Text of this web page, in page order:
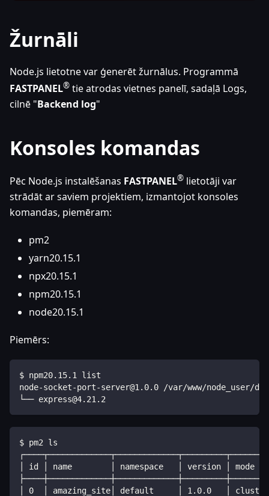
Žurnāli
Node.js lietotne var ģenerēt žurnālus. Programmā
FASTPANEL® tie atrodas vietnes panelī, sadaļā Logs,
cilnē "Backend log"
Konsoles komandas
Pēc Node.js instalēšanas FASTPANEL® lietotāji var
strādāt ar saviem projektiem, izmantojot konsoles
komandas, piemēram:
pm2
yarn20.15.1
npx20.15.1
npm20.15.1
node20.15.1
Piemērs:
$ npm20.15.1 list
node-socket-port-server@1.0.0 /var/www/node_user/
└── express@4.21.2
$ pm2 ls
│ id │ name        │ namespace   │ version │
│ 0  │ amazing_site│ default     │ 1.0.0   │